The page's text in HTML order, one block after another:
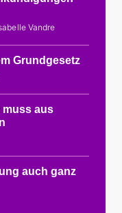
Vandre
Grundgesetz
muss aus
auch ganz